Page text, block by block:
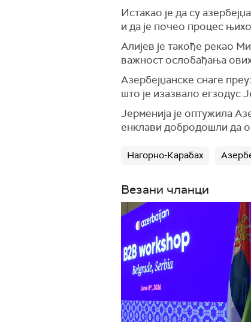
Истакао је да су
и да је почео процес
Алијев је такође рекао
важност ослобађања
Азербејџанске снаге
што је изазвало егзодус
Јерменија је оптужила
енклави добродошли да
Нагорно-Карабах
Везани чланци